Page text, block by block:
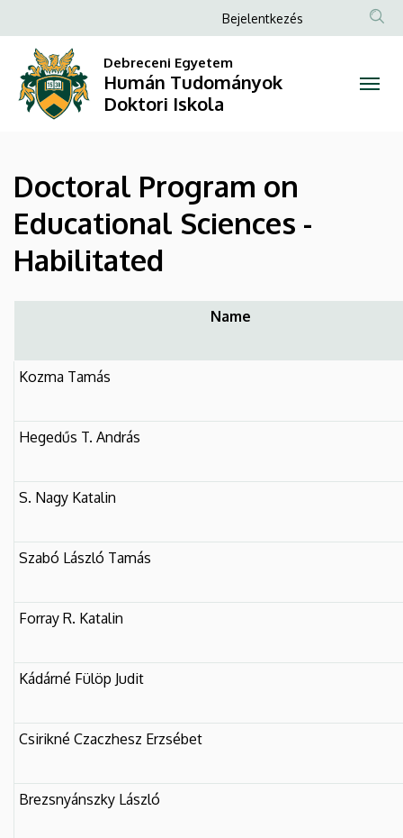
Program
on
Educational
Habilitated
Tudományok
Doktori
Iskola
a
tartalomra
Anonim
fiók
menüje
Bejelentkezés
Debreceni Egyetem
Humán Tudományok
Doktori Iskola
Doctoral Program on
Educational Sciences -
Habilitated
Name
Kozma Tamás
Hegedűs T. András
S. Nagy Katalin
Szabó László Tamás
Forray R. Katalin
Kádárné Fülöp Judit
Csirikné Czaczhesz Erzsébet
Brezsnyánszky László